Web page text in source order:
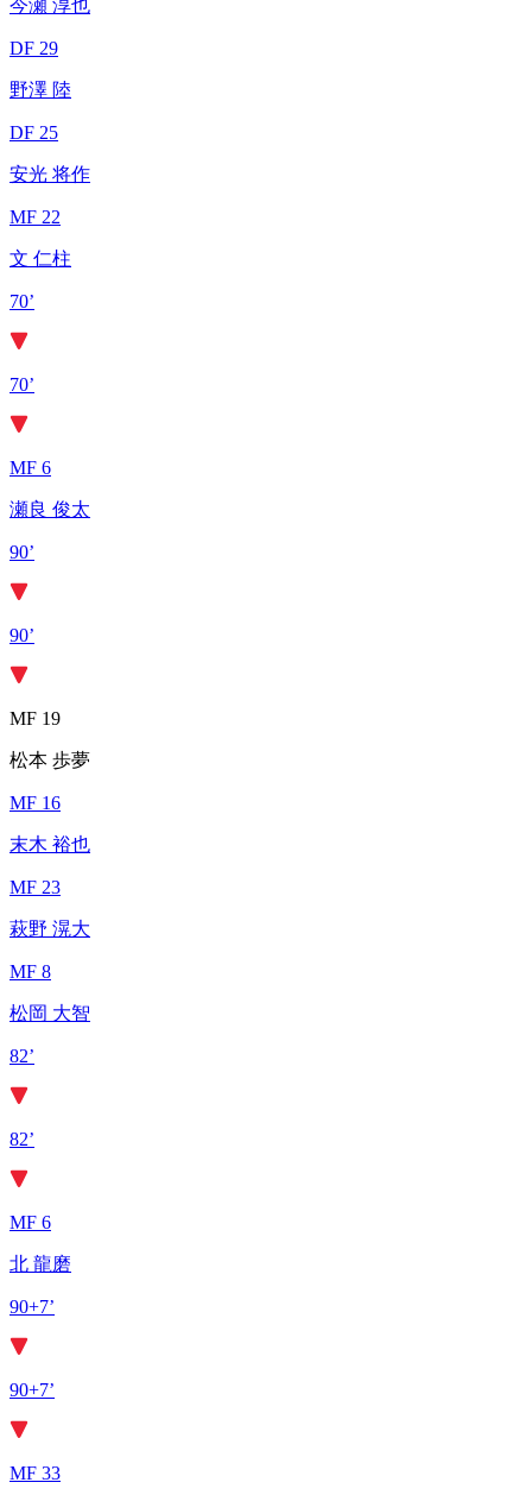
今瀬 淳也
DF 29
野澤 陸
DF 25
安光 将作
MF 22
文 仁柱
70’
70’
MF 6
瀬良 俊太
90’
90’
MF 19
松本 歩夢
MF 16
末木 裕也
MF 23
萩野 滉大
MF 8
松岡 大智
82’
82’
MF 6
北 龍磨
90+7’
90+7’
MF 33